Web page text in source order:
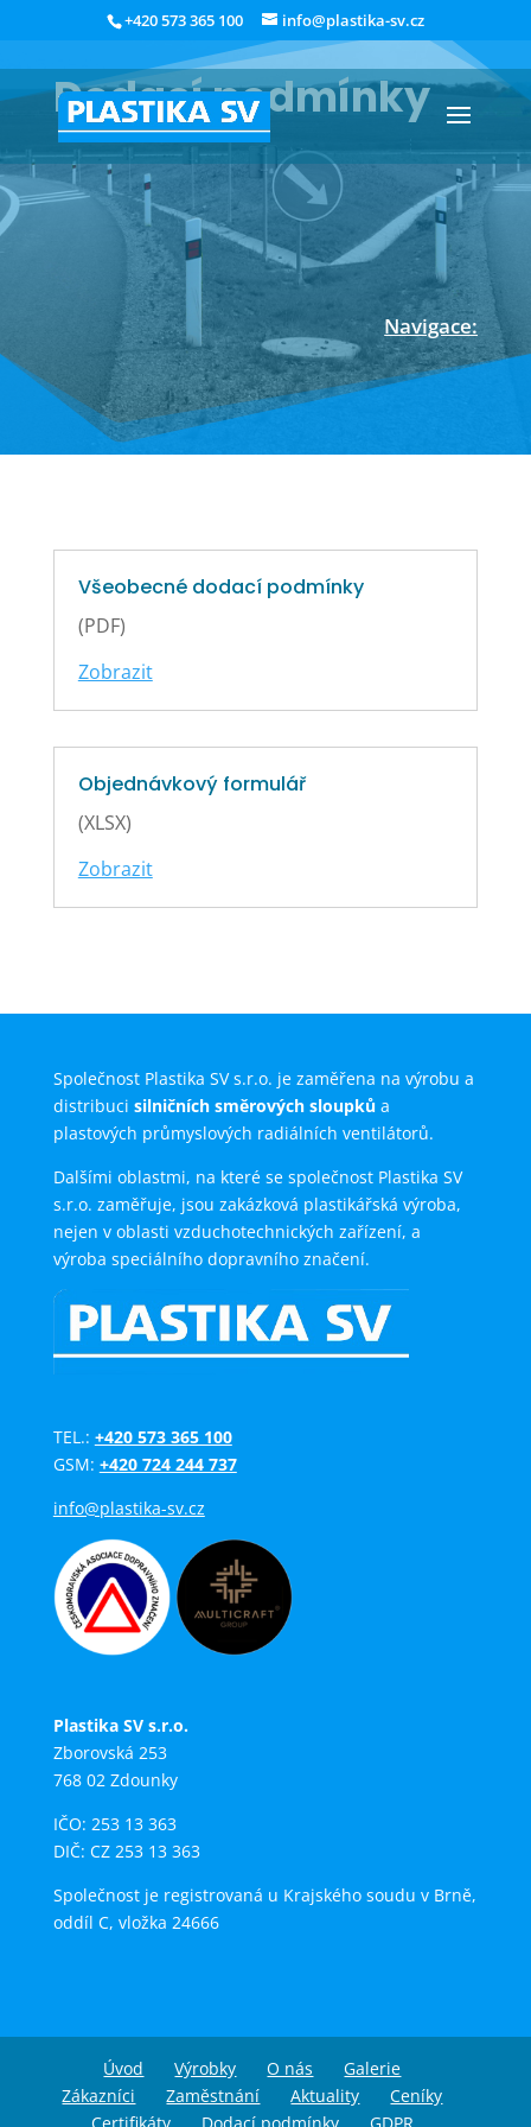
+420 573 365 100 info@plastika-sv.cz
Dodací podmínky
Navigace:
Úvodní stránka Dodací podmínky
Všeobecné dodací podmínky
(PDF)
Zobrazit
Objednávkový formulář
(XLSX)
Zobrazit
Společnost Plastika SV s.r.o. je zaměřena na výrobu a
distribuci silničních směrových sloupkůa
plastových průmyslových radiálních ventilátorů.
Dalšími oblastmi, na které se společnost Plastika SV
s.r.o. zaměřuje, jsou zakázková plastikářská výroba,
nejen v oblasti vzduchotechnických zařízení, a
výroba speciálního dopravního značení.
TEL.: +420 573 365 100
GSM: +420 724 244 737
info@plastika-sv.cz
Plastika SV s.r.o.
Zborovská 253
768 02 Zdounky
IČO: 253 13 363
DIČ: CZ 253 13 363
Společnost je registrovaná u Krajského soudu v Brně,
oddíl C, vložka 24666
Úvod Výrobky O nás
Galerie
Zákazníci
Zaměstnání Aktuality
Ceníky
Certifikáty
Dodací podmínky GDPR